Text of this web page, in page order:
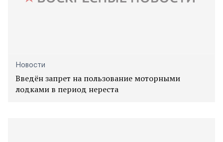
Новости
Введён запрет на пользование моторными
лодками в период нереста